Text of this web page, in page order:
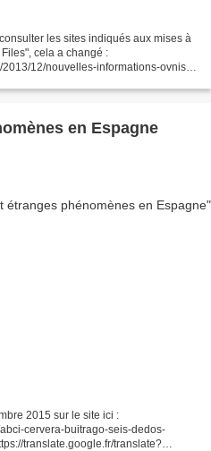
les sites indiqués aux mises à
cela a changé :
12/nouvelles-informations-ovnis-
en Espagne
2015 sur le site ici :
cervera-buitrago-seis-dedos-
translate.google.fr/translate?